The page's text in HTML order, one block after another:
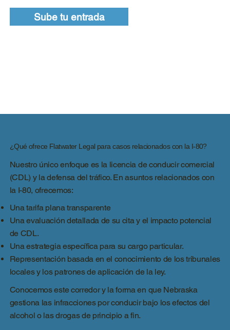
¿Qué ofrece Flatwater Legal para casos relacionados con la I-80?
Una tarifa plana transparente
Una evaluación detallada de su cita y el impacto potencial
de CDL.
Una estrategia específica para su cargo particular.
Representación basada en el conocimiento de los tribunales
locales y los patrones de aplicación de la ley.
Conocemos este corredor y la forma en que Nebraska
gestiona las infracciones por conducir bajo los efectos del
alcohol o las drogas de principio a fin.
Nuestro único enfoque es la licencia de conducir comercial
(CDL) y la defensa del tráfico. En asuntos relacionados con
la I-80, ofrecemos:
Sube tu entrada